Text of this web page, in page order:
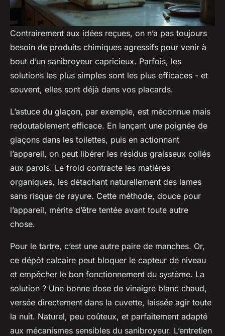
Contrairement aux idées reçues, on n’a pas toujours
besoin de produits chimiques agressifs pour venir à
bout d’un sanibroyeur capricieux. Parfois, les
solutions les plus simples sont les plus efficaces - et
souvent, elles sont déjà dans vos placards.
L’astuce du glaçon, par exemple, est méconnue mais
redoutablement efficace. En lançant une poignée de
glaçons dans les toilettes, puis en actionnant
l’appareil, on peut libérer les résidus graisseux collés
aux parois. Le froid contracte les matières
organiques, les détachant naturellement des lames
sans risque de rayure. Cette méthode, douce pour
l’appareil, mérite d’être tentée avant toute autre
chose.
Pour le tartre, c’est une autre paire de manches. Or,
ce dépôt calcaire peut bloquer le capteur de niveau
et empêcher le bon fonctionnement du système. La
solution ? Une bonne dose de vinaigre blanc chaud,
versée directement dans la cuvette, laissée agir toute
la nuit. Naturel, peu coûteux, et parfaitement adapté
aux mécanismes sensibles du sanibroyeur. L’entretien